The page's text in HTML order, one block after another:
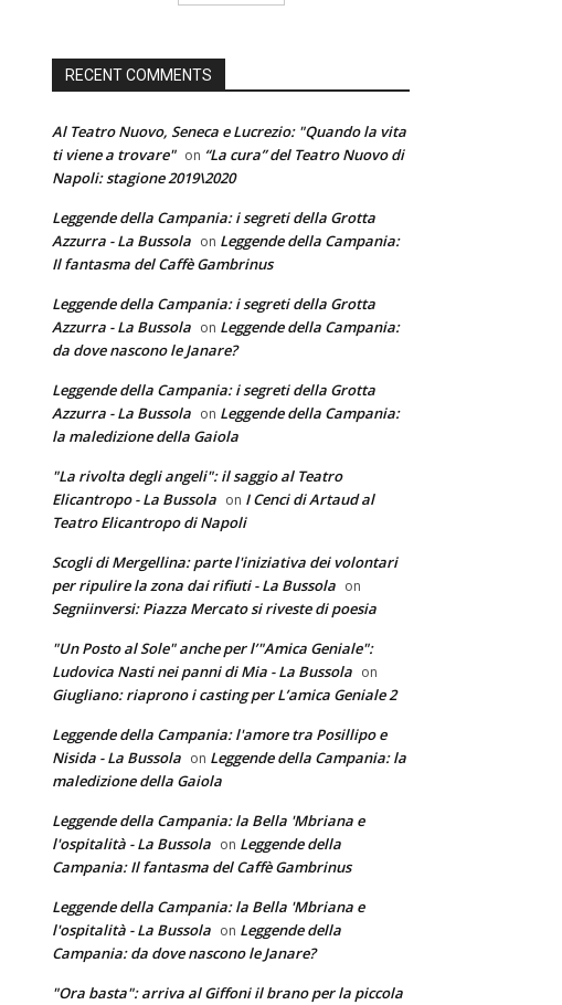
RECENT COMMENTS
Al Teatro Nuovo, Seneca e Lucrezio: "Quando la vita
ti viene a trovare" on “La cura” del Teatro Nuovo di
Napoli: stagione 2019\2020
Leggende della Campania: i segreti della Grotta
Azzurra - La Bussola on Leggende della Campania:
Il fantasma del Caffè Gambrinus
Leggende della Campania: i segreti della Grotta
Azzurra - La Bussola on Leggende della Campania:
da dove nascono le Janare?
Leggende della Campania: i segreti della Grotta
Azzurra - La Bussola on Leggende della Campania:
la maledizione della Gaiola
"La rivolta degli angeli": il saggio al Teatro
Elicantropo - La Bussola on I Cenci di Artaud al
Teatro Elicantropo di Napoli
Scogli di Mergellina: parte l'iniziativa dei volontari
per ripulire la zona dai rifiuti - La Bussola on
Segniinversi: Piazza Mercato si riveste di poesia
"Un Posto al Sole" anche per l’"Amica Geniale":
Ludovica Nasti nei panni di Mia - La Bussola on
Giugliano: riaprono i casting per L’amica Geniale 2
Leggende della Campania: l'amore tra Posillipo e
Nisida - La Bussola on Leggende della Campania: la
maledizione della Gaiola
Leggende della Campania: la Bella 'Mbriana e
l'ospitalità - La Bussola on Leggende della
Campania: Il fantasma del Caffè Gambrinus
Leggende della Campania: la Bella 'Mbriana e
l'ospitalità - La Bussola on Leggende della
Campania: da dove nascono le Janare?
"Ora basta": arriva al Giffoni il brano per la piccola